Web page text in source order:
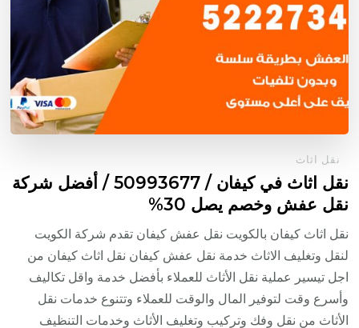
نقل اثاث
نقل اثاث في كيفان / 50993677 / أفضل شركة
نقل عفش وخصم يصل 30%
نقل اثاث كيفان بالكويت نقل عفش كيفان تقدم شركة الكويت
لنقل وتغليف الاثاث خدمة نقل عفش كيفان نقل اثاث كيفان من
اجل تيسير عملية نقل الأثاث للعملاء بأفضل خدمة واقل تكاليف
وأسرع وقت لتوفير المال والوقت للعملاء وتتنوع خدمات نقل
الأثاث من نقل وفك وتركيب وتغليف الأثاث وخدمات التنظيف